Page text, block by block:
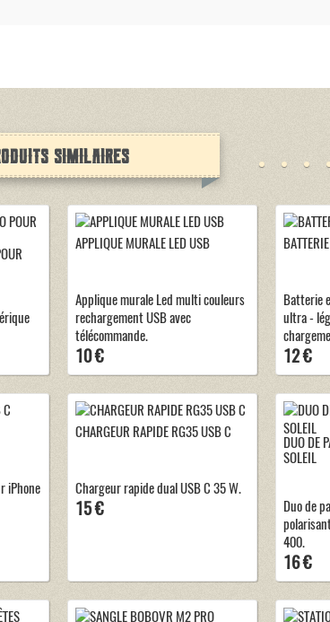
similaires
APPLIQUE MURALE LED USB
Applique murale Led multi couleurs
rechargement USB avec
télécommande.
10 €
Batterie
ultra -
12 €
iPhone
CHARGEUR RAPIDE RG35 USB C
Chargeur rapide dual USB C 35 W.
15 €
DUO DE
SOLEIL
Duo de
400.
16 €